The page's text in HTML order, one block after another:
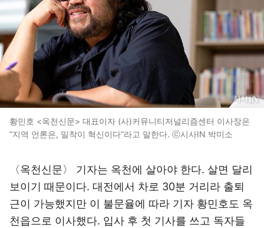
황민호 <옥천신문> 대표이자 (사)커뮤니티저널리즘센터 이사장은
“지역 언론은, 밀착이 혁신이다”라고 말한다. ⓒ시사IN 박미소
〈옥천신문〉 기자는 옥천에 살아야 한다. 살면 달리
보이기 때문이다. 대전에서 차로 30분 거리라 출퇴
근이 가능했지만 이 불문율에 따라 기자 황민호도 옥
천읍으로 이사했다. 입사 후 첫 기사를 쓰고 독자들